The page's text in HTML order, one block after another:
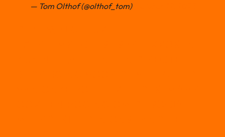
— Tom Olthof (@olthof_tom)